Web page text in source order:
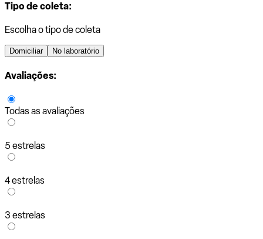
Tipo de coleta:
Escolha o tipo de coleta
Domiciliar No laboratório
Avaliações:
Todas as avaliações
5 estrelas
4 estrelas
3 estrelas